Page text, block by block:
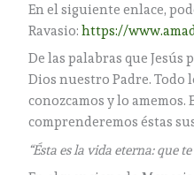
En el siguiente enlace,
Ravasio:https://
De las palabras que
Dios nuestro Padre. Todo
conozcamos y lo amemos.
comprenderemos éstas
“Ésta es la vida eterna: que